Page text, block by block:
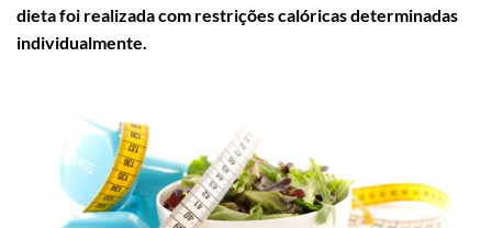
dieta foi realizada com restrições calóricas determinadas
individualmente.